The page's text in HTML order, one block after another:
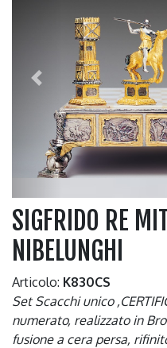
Previous
SIGFRIDO RE
NIBELUNGHI
Articolo: K830CS
Set Scacchi unico
numerato, realizzato in
fusione a cera persa,